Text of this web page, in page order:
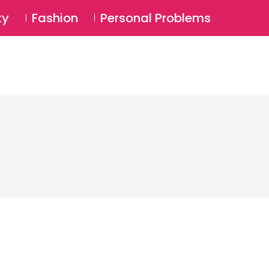
Login ⚲
Fashion Personal Problems